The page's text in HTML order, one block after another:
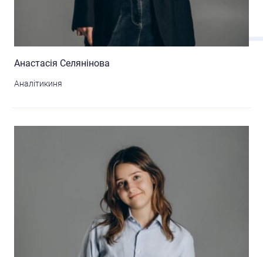
Анастасія Селянінова
Аналітикиня